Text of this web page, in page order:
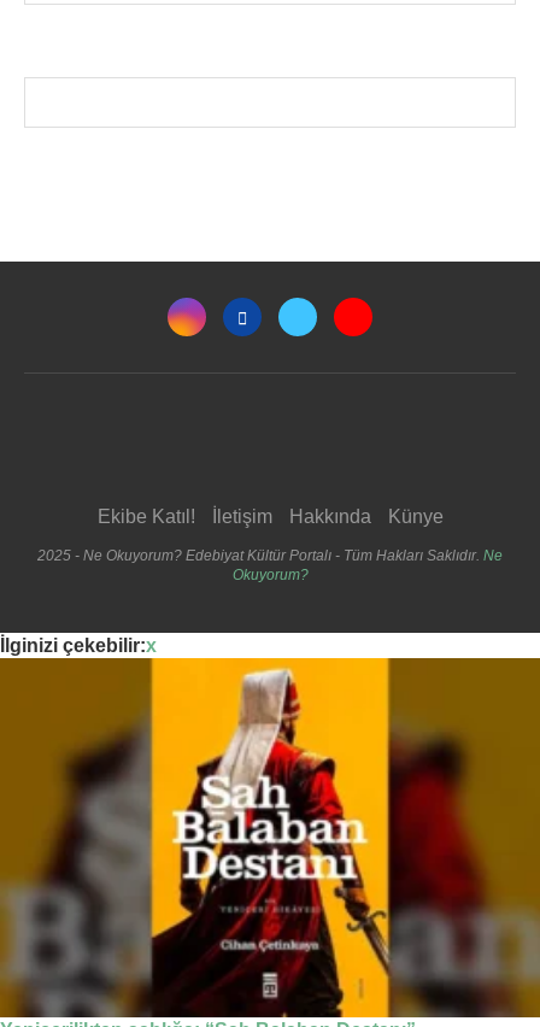
Ekibe Katıl! İletişim Hakkında Künye
2025 - Ne Okuyorum? Edebiyat Kültür Portalı - Tüm Hakları Saklıdır. Ne
Okuyorum?
İlginizi çekebilir:x